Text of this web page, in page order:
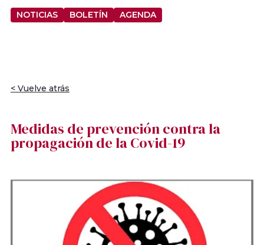
NOTICIAS BOLETÍN AGENDA
< Vuelve atrás
Medidas de prevención contra la
propagación de la Covid-19